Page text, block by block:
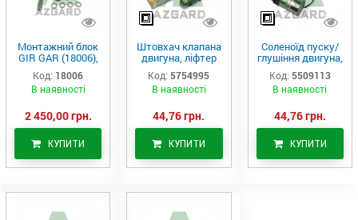
Монтажний блок
GIR GAR (18006),
Аналог
Код: 18006
В наявності
2 450,00 грн.
КУПИТИ
Штовхач клапана
двигуна, ліфтер
(575-4995)
Код: 5754995
В наявності
44,76 грн.
КУПИТИ
Соленоїд пуску/
глушіння двигуна,
актуатор (550-
9113)
Код: 5509113
В наявності
44,76 грн.
КУПИТИ